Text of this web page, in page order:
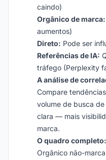
caindo)
Orgânico de marca:
aumentos)
Direto: Pode ser
Referências de IA:
tráfego (Perplexity
A análise de
Compare
volume de busca
clara — mais
marca.
O quadro completo:
Orgânico não-